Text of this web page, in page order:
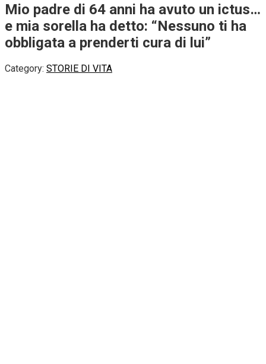
Mio padre di 64 anni ha avuto un ictus…
e mia sorella ha detto: “Nessuno ti ha
obbligata a prenderti cura di lui”
Category: STORIE DI VITA